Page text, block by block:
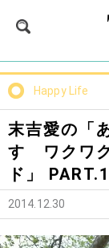
Happy Life
末吉愛の「
す ワクワ
ド」
2014.12.30